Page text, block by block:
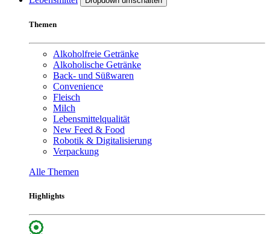
Themen
Alkoholfreie Getränke
Alkoholische Getränke
Back- und Süßwaren
Convenience
Fleisch
Milch
Lebensmittelqualität
New Feed & Food
Robotik & Digitalisierung
Verpackung
Alle Themen
Highlights